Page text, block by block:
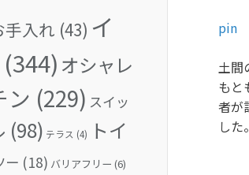
pin
土間
もと
者が
した
手入れ (43) イ
(344) オシャレ
ン (229) スイッ
(98) テラス (4)
トイ
ー (18) バリアフリー (6)